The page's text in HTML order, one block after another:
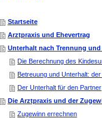
Startseite
Arztpraxis und Ehevertrag
Unterhalt nach Trennung
Die Berechnung des
Betreuung und Unterhalt:
Der Unterhalt für den Partner
Die Arztpraxis und der
Zugewinn errechnen